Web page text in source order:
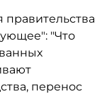
правительства
"Что
перенос